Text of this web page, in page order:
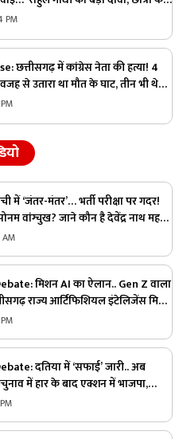
PM
छत्तीसगढ़ में कांग्रेस नेता की हत्या! 4
से उतारा था मौत के घाट, तीन भी थे
में ‘जंतर-मंतर’… भर्ती परीक्षा पर गदर!
वांग्चुख? जाने कौन है देवेंद्र नाथ महतो
मिशन AI का ऐलान.. Gen Z वाला
राज्य आर्टिफिशियल इंटेलिजेंस मिशन
Z को ध्यान में रखकर तैयार किया गया
दतिया में ‘सफाई’ जारी.. अब
में हार के बाद एक्शन में भाजपा,
के बाद असली निशाने पर कौन?